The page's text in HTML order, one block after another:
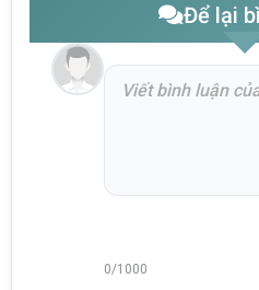
Để lại
0/1000